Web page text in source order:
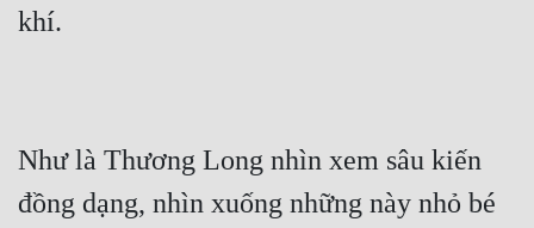
khí.
Như là Thương Long nhìn xem sâu kiến
đồng dạng, nhìn xuống những này nhỏ bé